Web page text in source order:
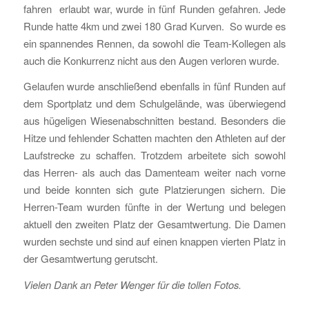
fahren erlaubt war, wurde in fünf Runden gefahren. Jede
Runde hatte 4km und zwei 180 Grad Kurven. So wurde es
ein spannendes Rennen, da sowohl die Team-Kollegen als
auch die Konkurrenz nicht aus den Augen verloren wurde.
Gelaufen wurde anschließend ebenfalls in fünf Runden auf
dem Sportplatz und dem Schulgelände, was überwiegend
aus hügeligen Wiesenabschnitten bestand. Besonders die
Hitze und fehlender Schatten machten den Athleten auf der
Laufstrecke zu schaffen. Trotzdem arbeitete sich sowohl
das Herren- als auch das Damenteam weiter nach vorne
und beide konnten sich gute Platzierungen sichern. Die
Herren-Team wurden fünfte in der Wertung und belegen
aktuell den zweiten Platz der Gesamtwertung. Die Damen
wurden sechste und sind auf einen knappen vierten Platz in
der Gesamtwertung gerutscht.
Vielen Dank an Peter Wenger für die tollen Fotos.